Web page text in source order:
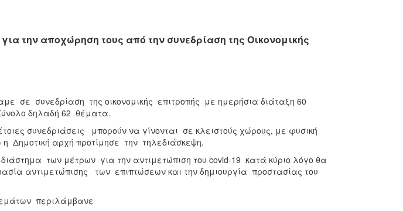
την αποχώρηση τους από την συνεδρίαση της Οικονομικής
σε συνεδρίαση της οικονομικής επιτροπής με ημερήσια διάταξη 60
δηλαδή 62 θέματα.
συνεδριάσεις μπορούν να γίνονται σε κλειστούς χώρους, με φυσική
Δημοτική αρχή προτίμησε την τηλεδιάσκεψη.
των μέτρων για την αντιμετώπιση του covid-19 κατά κύριο λόγο θα
αντιμετώπισης των επιπτώσεων και την δημιουργία προστασίας του
περιλάμβανε